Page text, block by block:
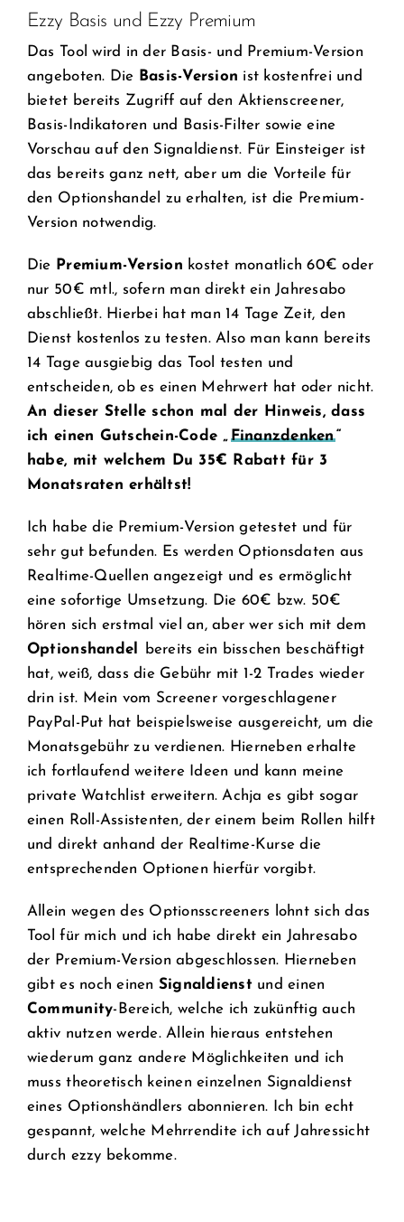
Ezzy Basis und Ezzy Premium
Das Tool wird in der Basis- und Premium-Version
angeboten. Die Basis-Version ist kostenfrei und
bietet bereits Zugriff auf den Aktienscreener,
Basis-Indikatoren und Basis-Filter sowie eine
Vorschau auf den Signaldienst. Für Einsteiger ist
das bereits ganz nett, aber um die Vorteile für
den Optionshandel zu erhalten, ist die Premium-
Version notwendig.
Die Premium-Version kostet monatlich 60€ oder
nur 50€ mtl., sofern man direkt ein Jahresabo
abschließt. Hierbei hat man 14 Tage Zeit, den
Dienst kostenlos zu testen. Also man kann bereits
14 Tage ausgiebig das Tool testen und
entscheiden, ob es einen Mehrwert hat oder nicht.
An dieser Stelle schon mal der Hinweis, dass
ich einen Gutschein-Code „Finanzdenken“
habe, mit welchem Du 35€ Rabatt für 3
Monatsraten erhältst!
Ich habe die Premium-Version getestet und für
sehr gut befunden. Es werden Optionsdaten aus
Realtime-Quellen angezeigt und es ermöglicht
eine sofortige Umsetzung. Die 60€ bzw. 50€
hören sich erstmal viel an, aber wer sich mit dem
Optionshandel bereits ein bisschen beschäftigt
hat, weiß, dass die Gebühr mit 1-2 Trades wieder
drin ist. Mein vom Screener vorgeschlagener
PayPal-Put hat beispielsweise ausgereicht, um die
Monatsgebühr zu verdienen. Hierneben erhalte
ich fortlaufend weitere Ideen und kann meine
private Watchlist erweitern. Achja es gibt sogar
einen Roll-Assistenten, der einem beim Rollen hilft
und direkt anhand der Realtime-Kurse die
entsprechenden Optionen hierfür vorgibt.
Allein wegen des Optionsscreeners lohnt sich das
Tool für mich und ich habe direkt ein Jahresabo
der Premium-Version abgeschlossen. Hierneben
gibt es noch einen Signaldienstund einen
Community-Bereich, welche ich zukünftig auch
aktiv nutzen werde. Allein hieraus entstehen
wiederum ganz andere Möglichkeiten und ich
muss theoretisch keinen einzelnen Signaldienst
eines Optionshändlers abonnieren. Ich bin echt
gespannt, welche Mehrrendite ich auf Jahressicht
durch ezzy bekomme.